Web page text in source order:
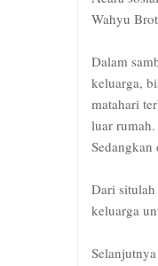
Wahyu
Dalam
keluarga,
matahari
luar
Dari situlah
keluarga